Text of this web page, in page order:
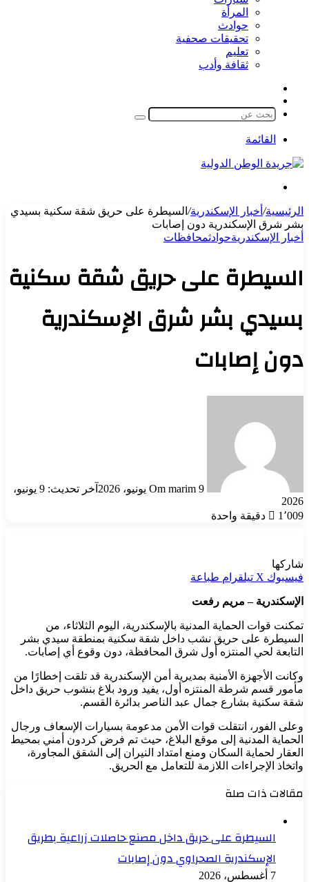
المرأة
حوادث
تحقيقات صحفية
تعليم
ثقافة وأدب
المظلم
بحث
القائمة
الرئيسية/ أخبار الإسكندرية/ السيطرة على حريق شقة سكنية بسيدي
بشر شرق الإسكندرية دون إصابات
أخبار الإسكندريةحوادثمحافظات
السيطرة على حريق شقة سكنية
بسيدي بشر شرق الإسكندرية
دون إصابات
Om marim 9 يونيو، 2026
آخر تحديث: 9 يونيو،
2026
1٬009
دقيقة واحدة
شاركها
فيسبوك ‫X تيلقرام طباعة
الإسكندرية – مريم رفعت
تمكنت قوات الحماية المدنية بالإسكندرية، اليوم الثلاثاء، من
السيطرة على حريق نشب داخل شقة سكنية بمنطقة سيدي بشر
التابعة لحي المنتزه أول شرق المحافظة، دون وقوع أي إصابات.
وكانت الأجهزة الأمنية بمديرية أمن الإسكندرية قد تلقت إخطارًا من
مأمور قسم شرطة المنتزه أول، يفيد ورود بلاغ بنشوب حريق داخل
شقة سكنية بشارع جمال عبد الناصر بدائرة القسم.
وعلى الفور، انتقلت قوات الأمن مدعومة بسيارات الإسعاف ورجال
الحماية المدنية إلى موقع البلاغ، حيث تم فرض كردون أمني بمحيط
العقار لحماية السكان ومنع امتداد النيران إلى الشقق المجاورة،
واتخاذ الإجراءات اللازمة للتعامل مع الحريق.
مقالات ذات صلة
السيطرة على حريق داخل مصنع حاصلات زراعية بطريق
الإسكندرية الصحراوي دون إصابات
7 أغسطس، 2026